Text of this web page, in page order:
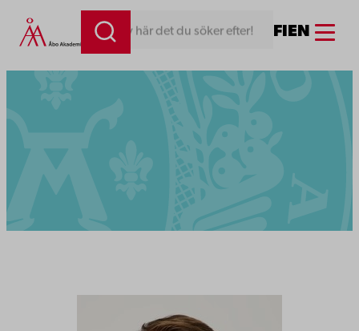
Skriv här det du söker efter! FIEN Menu